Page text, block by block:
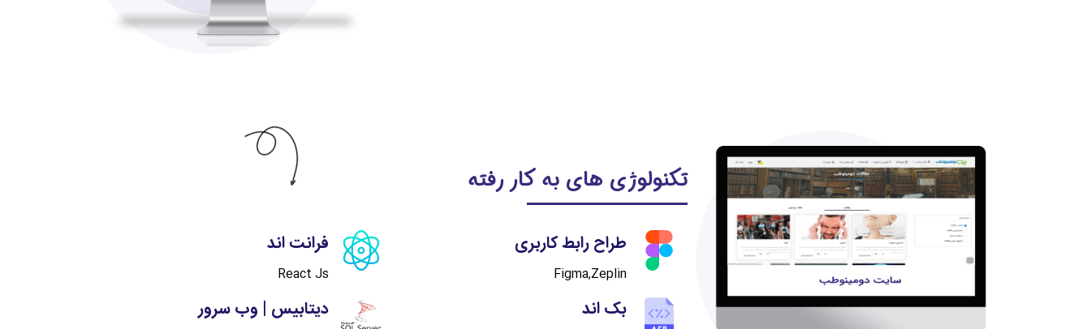
تکنولوژی های به کار رفته
طراح رابط کاربری
Figma,Zeplin
فرانت اند
React Js
بک اند دیتابیس | وب سرور